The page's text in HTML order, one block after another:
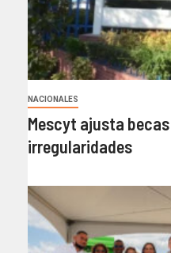
NACIONALES
Mescyt ajusta
irregularidades